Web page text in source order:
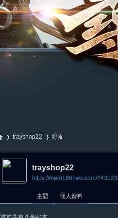
trayshop22
›
好友
trayshop22
https://mem168new.com/
主題 個人資料